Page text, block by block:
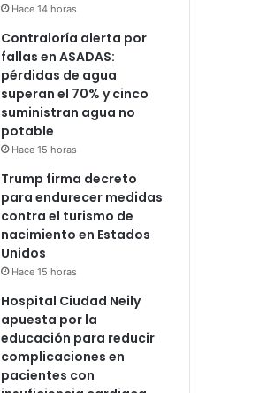
Hace 14 horas
Contraloría alerta por
fallas en ASADAS:
pérdidas de agua
superan el 70% y cinco
suministran agua no
potable
Hace 15 horas
Trump firma decreto
para endurecer medidas
contra el turismo de
nacimiento en Estados
Unidos
Hace 15 horas
Hospital Ciudad Neily
apuesta por la
educación para reducir
complicaciones en
pacientes con